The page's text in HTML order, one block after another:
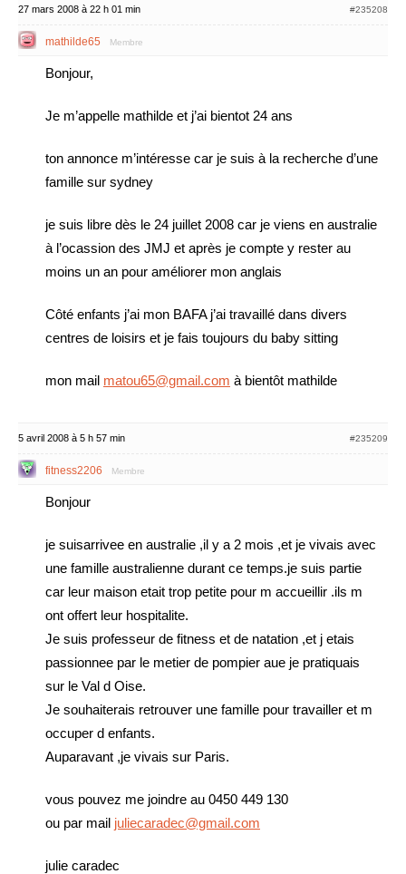
27 mars 2008 à 22 h 01 min #235208
mathilde65 Membre
Bonjour,
Je m’appelle mathilde et j’ai bientot 24 ans
ton annonce m’intéresse car je suis à la recherche d’une
famille sur sydney
je suis libre dès le 24 juillet 2008 car je viens en australie
à l’ocassion des JMJ et après je compte y rester au
moins un an pour améliorer mon anglais
Côté enfants j’ai mon BAFA j’ai travaillé dans divers
centres de loisirs et je fais toujours du baby sitting
mon mail matou65@gmail.com à bientôt mathilde
5 avril 2008 à 5 h 57 min #235209
fitness2206 Membre
Bonjour
je suisarrivee en australie ,il y a 2 mois ,et je vivais avec
une famille australienne durant ce temps.je suis partie
car leur maison etait trop petite pour m accueillir .ils m
ont offert leur hospitalite.
Je suis professeur de fitness et de natation ,et j etais
passionnee par le metier de pompier aue je pratiquais
sur le Val d Oise.
Je souhaiterais retrouver une famille pour travailler et m
occuper d enfants.
Auparavant ,je vivais sur Paris.
vous pouvez me joindre au 0450 449 130
ou par mail juliecaradec@gmail.com
julie caradec